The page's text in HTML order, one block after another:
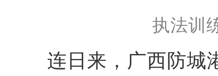
连日来，广西防城